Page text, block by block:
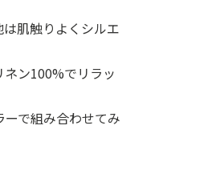
肌触りよくシルエ
ン100%でリラッ
で組み合わせてみ